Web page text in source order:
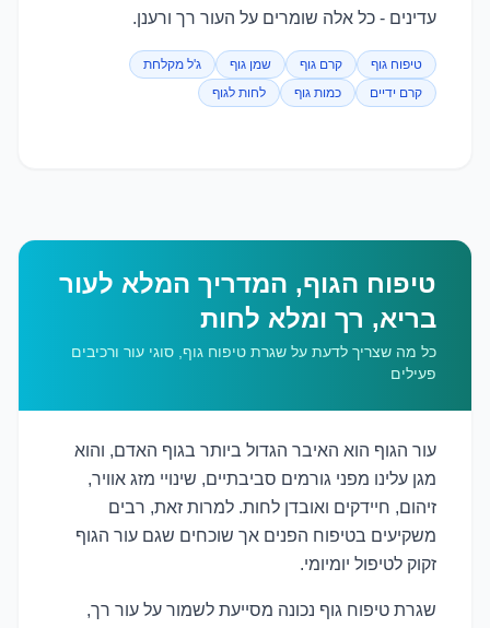
עדינים - כל אלה שומרים על העור רך ורענן.
טיפוח גוף קרם גוף שמן גוף
ג'ל מקלחת
קרם ידיים
כמות גוף לחות לגוף
טיפוח הגוף, המדריך המלא לעור
בריא, רך ומלא לחות
כל מה שצריך לדעת על שגרת טיפוח גוף, סוגי עור ורכיבים
פעילים
עור הגוף הוא האיבר הגדול ביותר בגוף האדם, והוא
מגן עלינו מפני גורמים סביבתיים, שינויי מזג אוויר,
זיהום, חיידקים ואובדן לחות. למרות זאת, רבים
משקיעים בטיפוח הפנים אך שוכחים שגם עור הגוף
זקוק לטיפול יומיומי.
שגרת טיפוח גוף נכונה מסייעת לשמור על עור רך,